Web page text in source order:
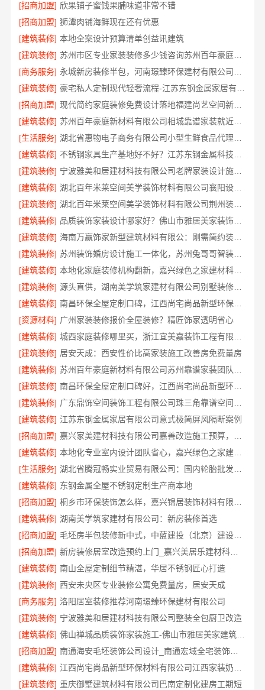
[招商加盟] 欣果铺子蜜饯果脯味道非常不错
[招商加盟] 狮潭肉铺海鲜现在还有优惠
[建筑装修] 本地全案设计预算清单创益讯建筑
[建筑装修]
苏州市区专业家装装修多少钱咨询苏州百年豪庭新材料有限公司
[商务服务]
[建筑装修]
[招商加盟]
现代简约家庭装修免费设计落地福建尚艺空间新材料科技有限公司
[建筑装修]
苏州百年豪庭新材料有限公司相城靠谱家装就近服务
[生活服务]
[建筑装修]
[建筑装修]
宁波雅美和居建材科技有限公司老牌家装设计施工对接渠道
[建筑装修]
湖北百年米莱空间美学装饰材料有限公司襄阳设计装修轻奢风
[建筑装修]
湖北百年米莱空间美学装饰材料有限公司荆州装修公司婚房
[建筑装修]
品质装饰家装设计哪家好？佛山市雅居美家装饰源头直供品质优
[建筑装修]
海南万赢饰家新型建筑材料有限公：刚需简约装修工期提速
[建筑装修]
苏州装饰婚房设计施工一体化，苏州兔哥哥智装新材料有限公司专业打造
[建筑装修]
本地化家庭装修机构翻新，嘉兴绿色之家建材科技有限公司
[建筑装修]
源头直供，湖南美学筑家建材有限公司别墅装修精选
[建筑装修]
南昌环保全屋定制口碑，江西尚宅尚品新型环保材料有限公司
[资源材料] 广州家装装修报价全屋装修？精匠饰家透明省心
[建筑装修]
[建筑装修] 居安天成：西安性价比高家装施工改善房免费量房
[建筑装修]
[建筑装修]
南昌环保全屋定制口碑好，江西尚宅尚品新型环保材料有限公司
[建筑装修]
[建筑装修] 江苏东钢金属家居有限公司意式极简屏风隔断案例
[招商加盟]
[建筑装修]
本地化专业室内设计团队省心，嘉兴绿色之家建材科技有限公司
[生活服务]
[建筑装修] 东钢金属全屋不锈钢定制生产商本地
[招商加盟]
[建筑装修] 湖南美学筑家建材有限公司：新房装修首选
[招商加盟]
毛坯房半包装修新中式，中蓝建投（北京）建设有限公司武功分公司省心交付
[招商加盟]
新房装修居室改造预约上门_嘉兴美居乐建材科技有限公司
[建筑装修] 南山全屋定制细节精湛，华居不锈钢匠心打造
[建筑装修] 西安未央区专业装修公寓免费量房，居安天成
[商务服务] 洛阳居室装修推荐河南璟臻环保建材有限公司
[建筑装修] 宁波雅美和居建材科技有限公司整装全包厨卫改造
[建筑装修]
佛山禅城品质装饰家装施工-佛山市雅居美家建筑装饰工程有限公司
[招商加盟]
南通海安毛坯装饰公司设计_南通宏域全宅装饰建材有限公司
[建筑装修]
[建筑装修] 重庆御墅建筑材料有限公司巴南定制化建房工期短